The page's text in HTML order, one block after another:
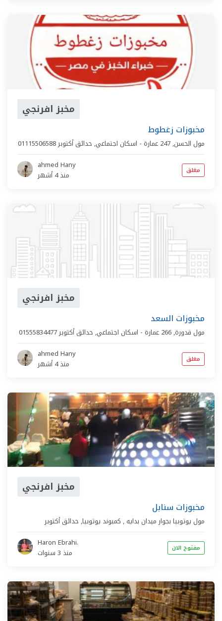
مخبز افرنجي
مخبوزات زغطوط
مول الحسن,247 عمارة - اسكان اجتماعي , حدائق أكتوبر
ahmed Hany
منذ 4 أشهر
مغلق
مخبز افرنجي
مخبوزات السعد
مول قدورة,266 عمارة - اسكان اجتماعي , حدائق أكتوبر
ahmed Hany
منذ 4 أشهر
مغلق
مخبز افرنجي
مخبوزات سنابل
مول يوتوبيا بجوار ميدان بدايه ‏, كمبوند يوتوبيا, حدائق أكتوبر
Haron Ebrahi.
منذ 3 سنوات
مفتوح الان